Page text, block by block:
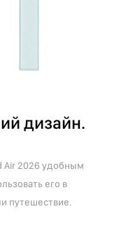
дизайн.
Air 2026 удобным
его в
путешествие.